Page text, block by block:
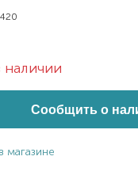
Сообщить о
магазине